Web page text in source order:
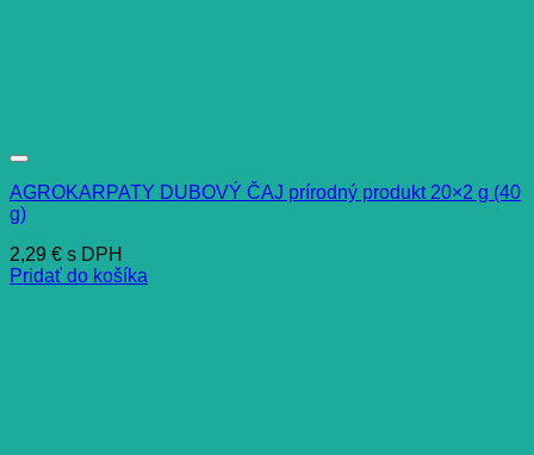
AGROKARPATY DUBOVÝ ČAJ prírodný produkt 20×2 g (40
g)
2,29 € s DPH
Pridať do košíka